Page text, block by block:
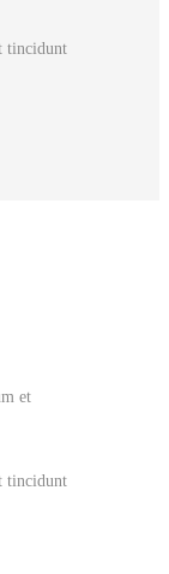
tincidunt
et
tincidunt